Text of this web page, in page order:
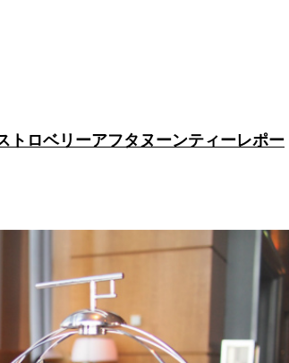
トロベリーアフタヌーンティーレポー